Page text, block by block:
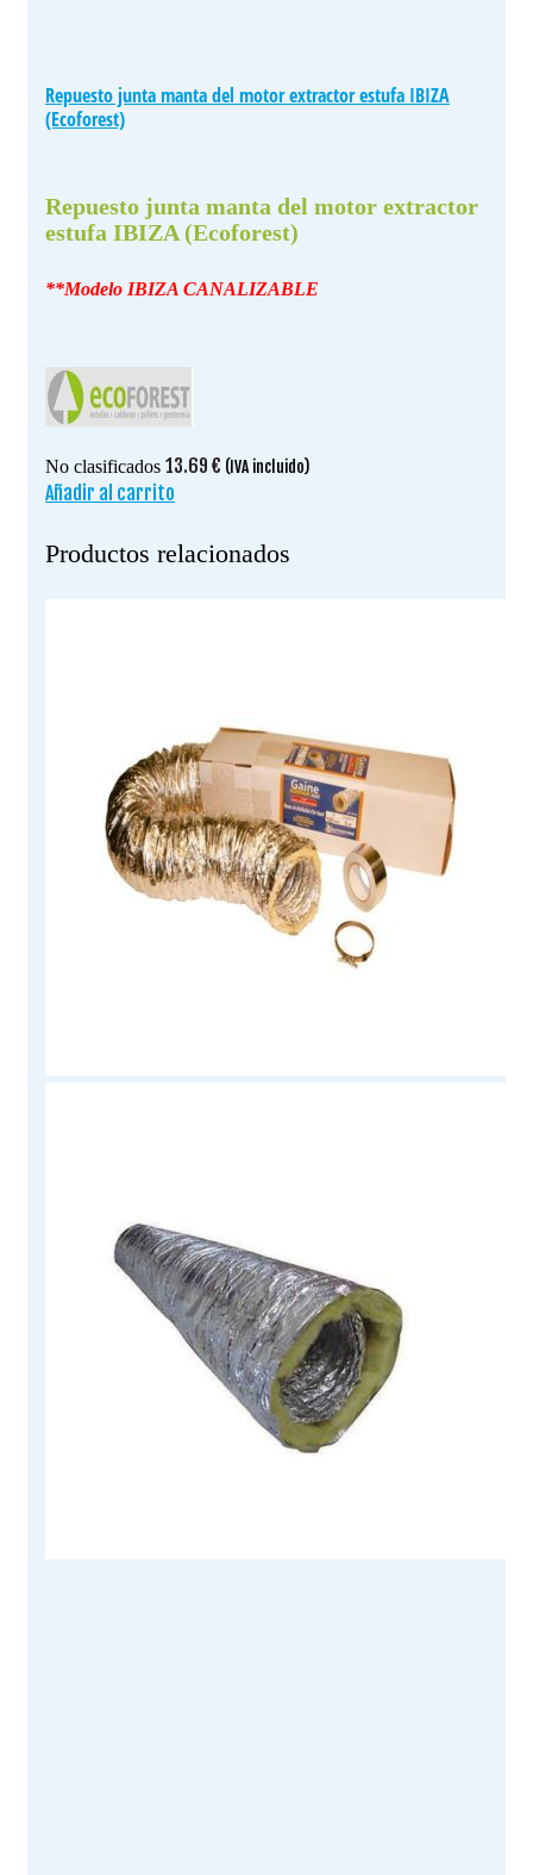
Repuesto junta manta del motor extractor estufa IBIZA
(Ecoforest)
Repuesto junta manta del motor extractor
estufa IBIZA (Ecoforest)
**Modelo IBIZA CANALIZABLE
No clasificados 13.69 € (IVA incluido)
Añadir al carrito
Productos relacionados